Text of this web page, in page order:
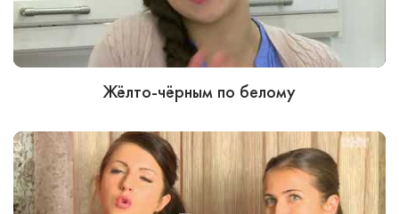
Жёлто-чёрным по белому